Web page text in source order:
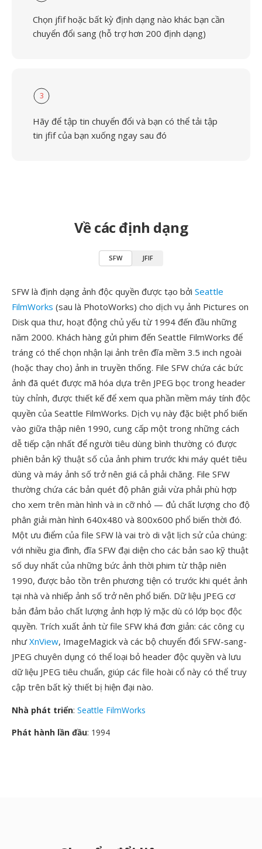
Chọn jfif hoặc bất kỳ định dạng nào khác bạn cần
chuyển đổi sang (hỗ trợ hơn 200 định dạng)
3
Hãy để tập tin chuyển đổi và bạn có thể tải tập
tin jfif của bạn xuống ngay sau đó
Về các định dạng
SFW JFIF
SFW là định dạng ảnh độc quyền được tạo bởi Seattle
FilmWorks (sau là PhotoWorks) cho dịch vụ ảnh Pictures on
Disk qua thư, hoạt động chủ yếu từ 1994 đến đầu những
năm 2000. Khách hàng gửi phim đến Seattle FilmWorks để
tráng có thể chọn nhận lại ảnh trên đĩa mềm 3.5 inch ngoài
(hoặc thay cho) ảnh in truyền thống. File SFW chứa các bức
ảnh đã quét được mã hóa dựa trên JPEG bọc trong header
tùy chỉnh, được thiết kế để xem qua phần mềm máy tính độc
quyền của Seattle FilmWorks. Dịch vụ này đặc biệt phổ biến
vào giữa thập niên 1990, cung cấp một trong những cách
dễ tiếp cận nhất để người tiêu dùng bình thường có được
phiên bản kỹ thuật số của ảnh phim trước khi máy quét tiêu
dùng và máy ảnh số trở nên giá cả phải chăng. File SFW
thường chứa các bản quét độ phân giải vừa phải phù hợp
cho xem trên màn hình và in cỡ nhỏ — đủ chất lượng cho độ
phân giải màn hình 640x480 và 800x600 phổ biến thời đó.
Một ưu điểm của file SFW là vai trò di vật lịch sử của chúng:
với nhiều gia đình, đĩa SFW đại diện cho các bản sao kỹ thuật
số duy nhất của những bức ảnh thời phim từ thập niên
1990, được bảo tồn trên phương tiện có trước khi quét ảnh
tại nhà và nhiếp ảnh số trở nên phổ biến. Dữ liệu JPEG cơ
bản đảm bảo chất lượng ảnh hợp lý mặc dù có lớp bọc độc
quyền. Trích xuất ảnh từ file SFW khá đơn giản: các công cụ
nhưXnView, ImageMagick và các bộ chuyển đổi SFW-sang-
JPEG chuyên dụng có thể loại bỏ header độc quyền và lưu
dữ liệu JPEG tiêu chuẩn, giúp các file hoài cổ này có thể truy
cập trên bất kỳ thiết bị hiện đại nào.
Nhà phát triển: Seattle FilmWorks
Phát hành lần đầu: 1994